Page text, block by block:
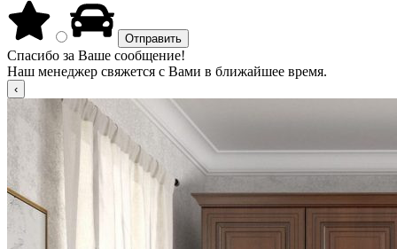
Спасибо за Ваше сообщение!
Наш менеджер свяжется с Вами в ближайшее время.